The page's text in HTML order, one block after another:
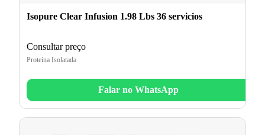
Isopure Clear Infusion 1.98 Lbs 36 servicios
Consultar preço
Proteina Isolatada
Falar no WhatsApp